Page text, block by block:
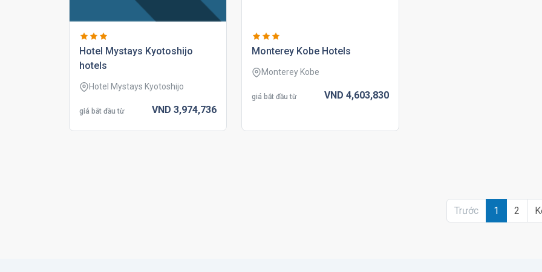
hotel mystays kyotoshijo
hotels
Hotel Mystays Kyotoshijo
giá bắt đầu từ VND 3,974,736
monterey kobe hotels
Monterey Kobe
giá bắt đầu từ VND 4,603,830
Trước 1 2